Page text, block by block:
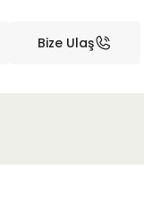
Bize Ulaş